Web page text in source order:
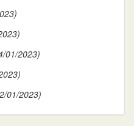
01/2023)
01/2023)